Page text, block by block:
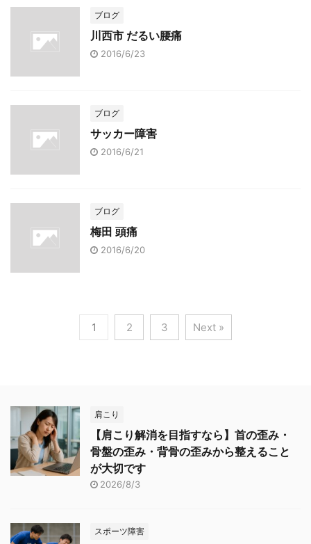
ブログ
川西市 だるい腰痛
2016/6/23
ブログ
サッカー障害
2016/6/21
ブログ
梅田 頭痛
2016/6/20
1 2 3 Next »
肩こり
【肩こり解消を目指すなら】首の歪み・
骨盤の歪み・背骨の歪みから整えること
が大切です
2026/8/3
スポーツ障害